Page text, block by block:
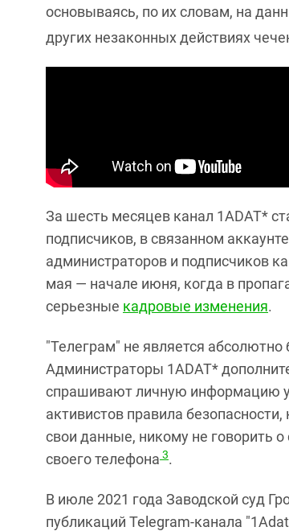
основываясь, по их словам, на
других незаконных действиях
За шесть месяцев канал 1ADAT*
подписчиков, в связанном
администраторов и подписчиков
мая — начале июня, когда в
серьезные кадровые изменения.
"Телеграм" не является
Администраторы 1ADAT*
спрашивают личную информацию у
активистов правила
свои данные, никому не говорить
своего телефона 3.
В июле 2021 года Заводской суд
публикаций Telegram-канала